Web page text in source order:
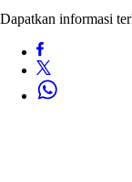
Dapatkan informasi